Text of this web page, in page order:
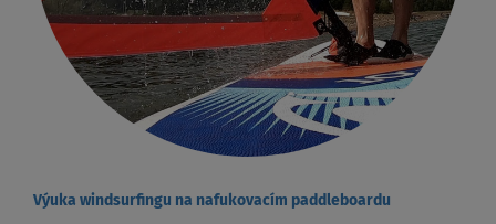
Výuka windsurfingu na nafukovacím paddleboardu